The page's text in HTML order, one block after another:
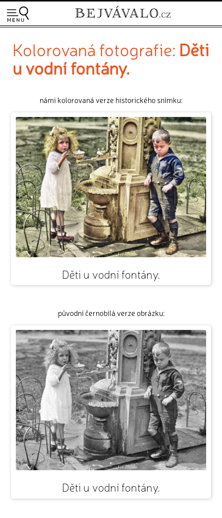
Kolorovaná fotografie: Děti
u vodní fontány.
námi kolorovaná verze historického snímku:
Děti u vodní fontány.
původní černobílá verze obrázku:
Děti u vodní fontány.